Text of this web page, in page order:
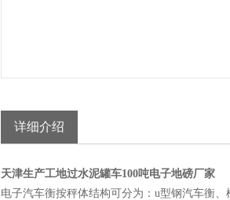
详细介绍
天津生产工地过水泥罐车100吨电子地磅厂家
电子汽车衡按秤体结构可分为：u型钢汽车衡